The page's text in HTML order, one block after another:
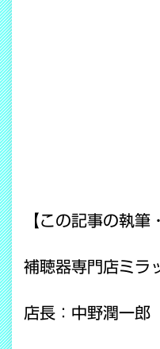
【この記事の執筆
補聴器専門店ミラ
店長：中野潤一郎